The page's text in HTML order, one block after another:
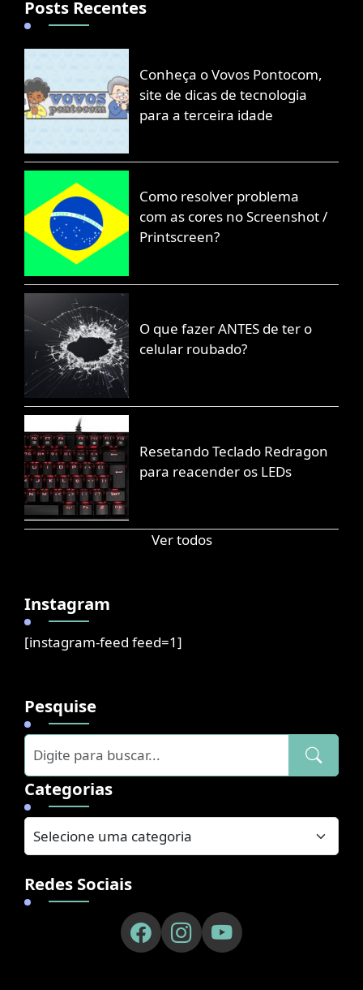
Posts Recentes
Conheça o Vovos Pontocom,
site de dicas de tecnologia
para a terceira idade
Como resolver problema
com as cores no Screenshot /
Printscreen?
O que fazer ANTES de ter o
celular roubado?
Resetando Teclado Redragon
para reacender os LEDs
Ver todos
Instagram
[instagram-feed feed=1]
Pesquise
Categorias
Redes Sociais